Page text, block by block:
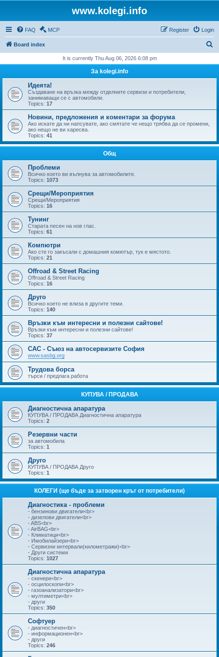
www.kolegi.info
FAQ MCP Login
Register
Board index
r
It is currently Thu Aug 06, 2026 6:08 pm
За kolegi.info
Идеята!
Създаване на връзка между отделните сервизи и потребители,
занимаващи се с автомобили.
Topics: 17
Новини, предложения и коментари за форума
Ако искате да ни напсувате, ако смятате че нещо трябва да се промени,
ако нещо не ви харесва.
Topics: 41
Общ
Проблеми
Всичко което ви вълнува за автомобилите.
Topics: 1073
Срещи/Мероприятия
Срещи/Мероприятия
Topics: 16
Тунинг
Старата песен на нов глас.
Topics: 61
Компютри
Ако сте го закъсали с домашния комютър, тук е мястото.
Topics: 21
Offroad & Street Racing
Offroad & Street Racing
Topics: 16
Друго
Всичко което не влиза в другите теми.
Topics: 140
Връзки към интересни и полезни сайтове!
Връзки към интересни и полезни сайтове!
Topics: 37
САС - Съюз на автосервизите София
www.sasbg.org
Трудова борса
търси / предлага работа
КУПУВА / ПРОДАВА
Диагностична апаратура
КУПУВА / ПРОДАВА Диагностична апаратура
Topics: 2
Резервни части
за автомобила
Topics: 1
Друго
КУПУВА / ПРОДАВА Друго
Topics: 1
КОЛЕГИ (ще бъде за затворен кръг от потребители)
Диагностика - проблеми
- бензинови двигатели<br>
- дизелови двигатели<br>
- ABS<br>
- AirBAG<br>
- Климатици<br>
- Имобилайзери<br>
- Сервизни интервали(километражи)<br>
- Други системи
Topics: 1027
Диагностична апаратура
- скенери<br>
- осцилоскопи<br>
- газоанализатори<br>
- мултиметри<br>
- други
Topics: 350
Софтуер
- диагностичен<br>
- информационен<br>
- други
Topics: 246